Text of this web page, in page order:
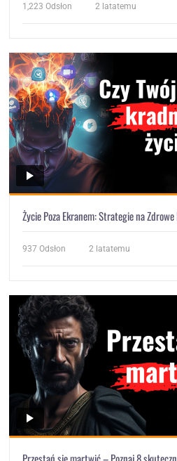
1,223 Odsłon 2 latatemu
Życie Poza Ekranem: Strategie na
937 Odsłon 2 latatemu